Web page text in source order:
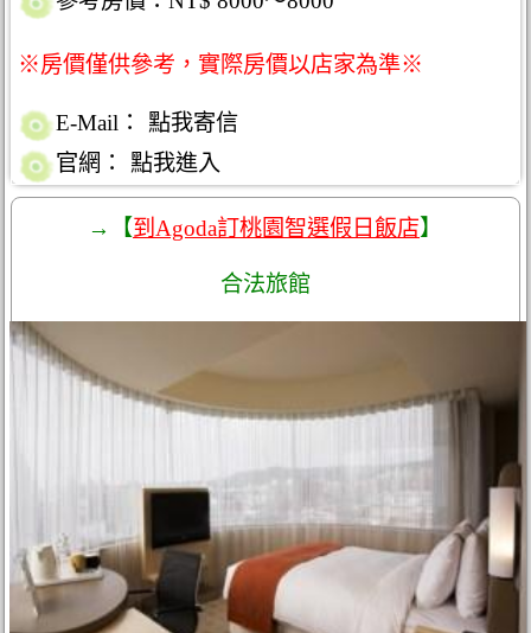
※房價僅供參考，實際房價以店家為準※
E-Mail：
點我寄信
官網：
點我進入
→【到Agoda訂桃園智選假日飯店】
合法旅館